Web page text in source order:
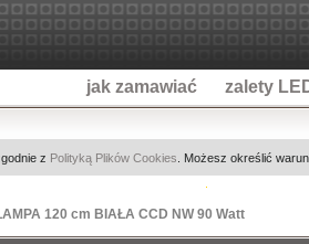
jak zamawiać zalety
z Polityką Plików Cookies . Możesz określić
120 cm BIAŁA CCD NW 90 Watt